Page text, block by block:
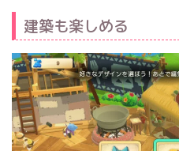
建築も楽しめる